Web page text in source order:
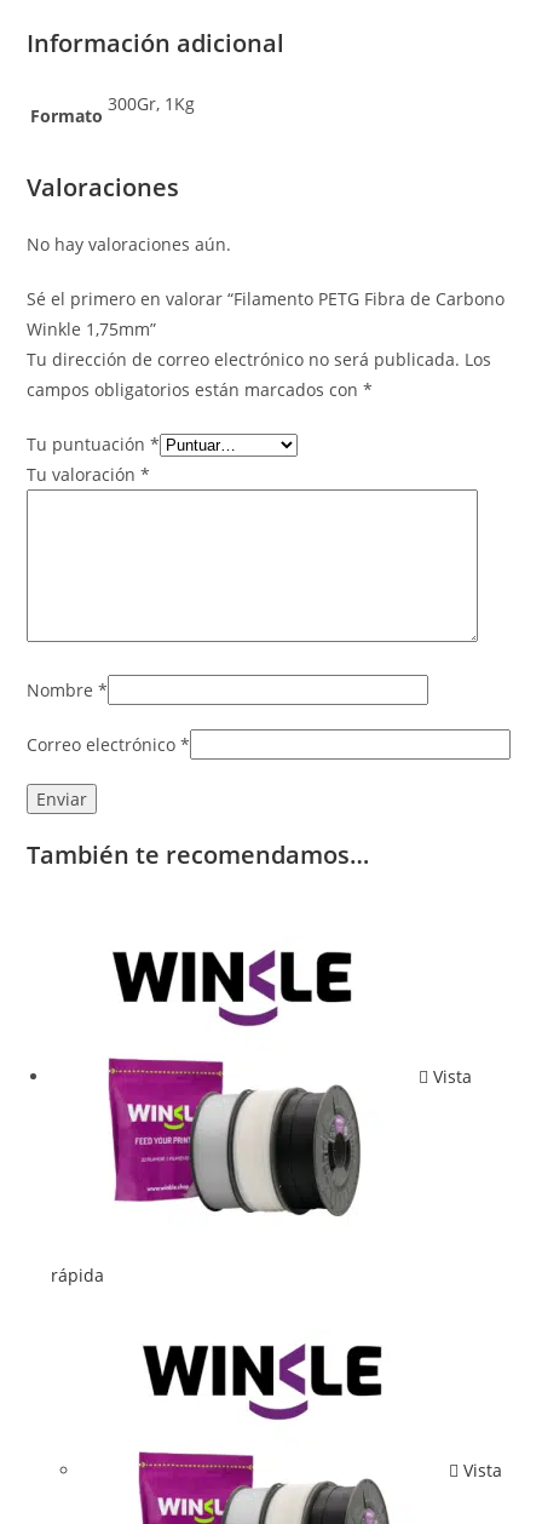
Información adicional
Formato
300Gr, 1Kg
Valoraciones
No hay valoraciones aún.
Sé el primero en valorar “Filamento PETG Fibra de Carbono
Winkle 1,75mm”
Tu dirección de correo electrónico no será publicada. Los
campos obligatorios están marcados con*
Tu puntuación*
Tu valoración*
Nombre*
Correo electrónico*
También te recomendamos…
Vista
rápida
Vista